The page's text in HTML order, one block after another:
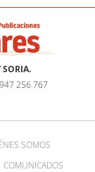
SORIA.
256 767
SOMOS
COMUNICADOS